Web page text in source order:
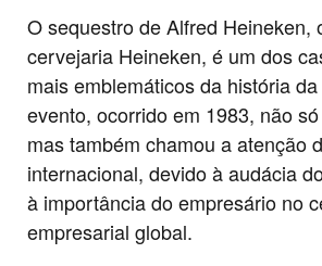
O sequestro de Alfred Heineken,
cervejaria Heineken, é um dos
mais emblemáticos da história
evento, ocorrido em 1983, não
mas também chamou a atenção
internacional, devido à audácia
à importância do empresário no
empresarial global.